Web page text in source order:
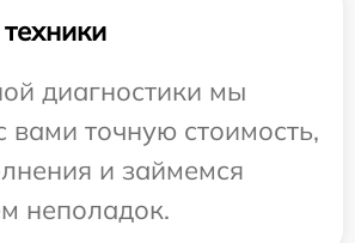
диагностики мы
вами точную стоимость,
и займемся
неполадок.